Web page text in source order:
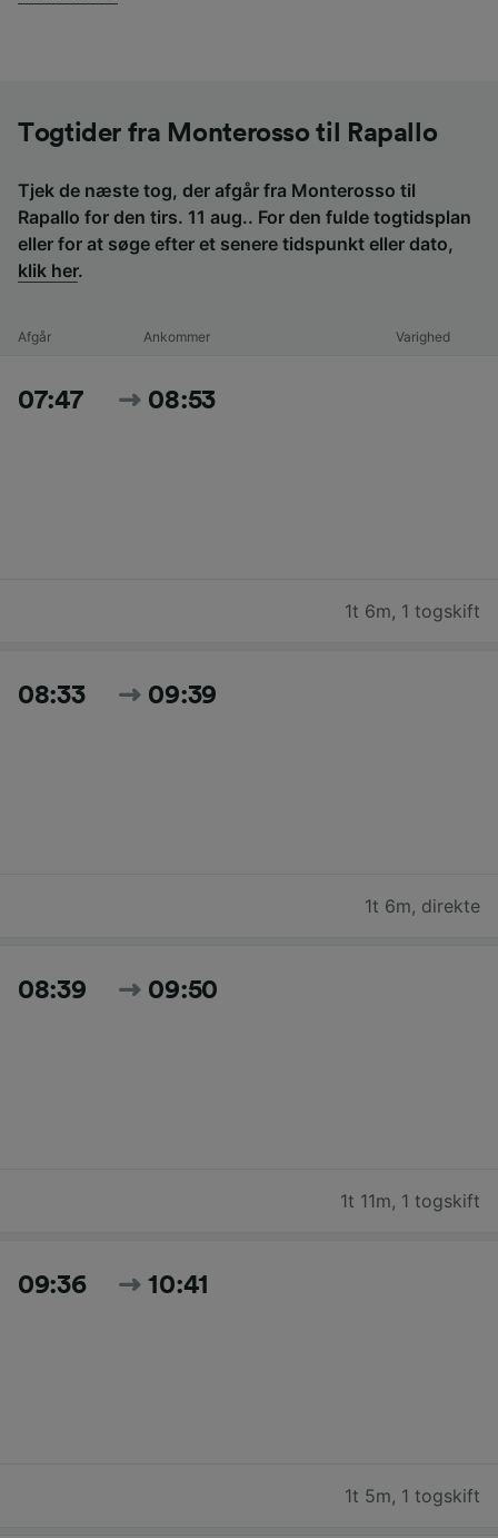
Togtider fra Monterosso til Rapallo
Tjek de næste tog, der afgår fra Monterosso til
Rapallo for den tirs. 11 aug.. For den fulde togtidsplan
eller for at søge efter et senere tidspunkt eller dato,
klik her.
Afgår Ankommer Varighed
07:47 08:53
1t 6m, 1 togskift
08:33 09:39
1t 6m, direkte
08:39 09:50
1t 11m, 1 togskift
09:36 10:41
1t 5m, 1 togskift